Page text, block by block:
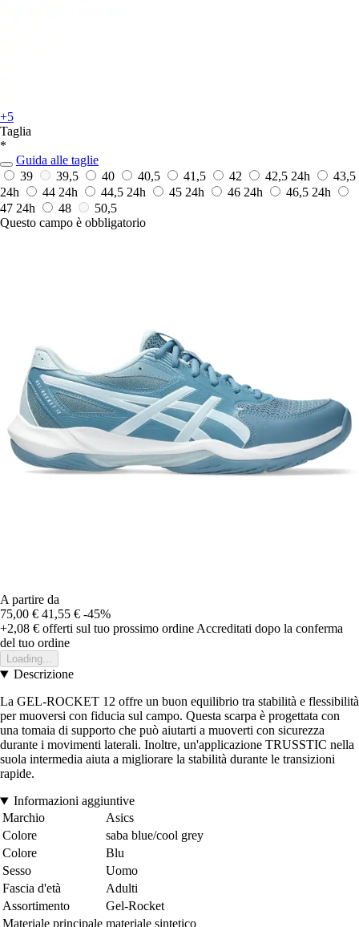
+5
Taglia
*
Guida alle taglie
39
39,5 40 40,5 41,5 42 42,5 24h
43,5
24h
44 24h 44,5 24h 45 24h 46 24h 46,5 24h
47 24h 48
50,5
Questo campo è obbligatorio
A partire da
75,00 € 41,55 € -45%
+2,08 € offerti sul tuo prossimo ordine Accreditati dopo la conferma
del tuo ordine
Loading...
Descrizione
La GEL-ROCKET 12 offre un buon equilibrio tra stabilità e flessibilità
per muoversi con fiducia sul campo. Questa scarpa è progettata con
una tomaia di supporto che può aiutarti a muoverti con sicurezza
durante i movimenti laterali. Inoltre, un'applicazione TRUSSTIC nella
suola intermedia aiuta a migliorare la stabilità durante le transizioni
rapide.
Informazioni aggiuntive
Marchio
Asics
Colore
saba blue/cool grey
Colore
Blu
Sesso
Uomo
Fascia d'età
Adulti
Assortimento
Gel-Rocket
Materiale principale materiale sintetico